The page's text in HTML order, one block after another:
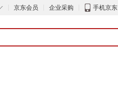
京东会员 企业采购 手机京东